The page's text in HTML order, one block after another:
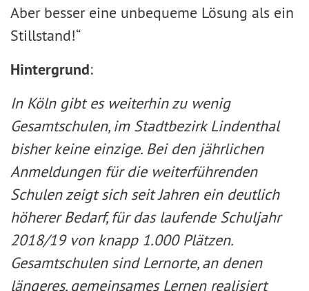
Aber besser eine unbequeme Lösung als ein
Stillstand!“
Hintergrund:
In Köln gibt es weiterhin zu wenig
Gesamtschulen, im Stadtbezirk Lindenthal
bisher keine einzige. Bei den jährlichen
Anmeldungen für die weiterführenden
Schulen zeigt sich seit Jahren ein deutlich
höherer Bedarf, für das laufende Schuljahr
2018/19 von knapp 1.000 Plätzen.
Gesamtschulen sind Lernorte, an denen
längeres, gemeinsames Lernen realisiert